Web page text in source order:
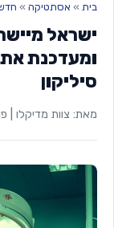
בית » אסתטיקה »
ומעדכנת
סיליקון
מאת: צוות מדיקלו